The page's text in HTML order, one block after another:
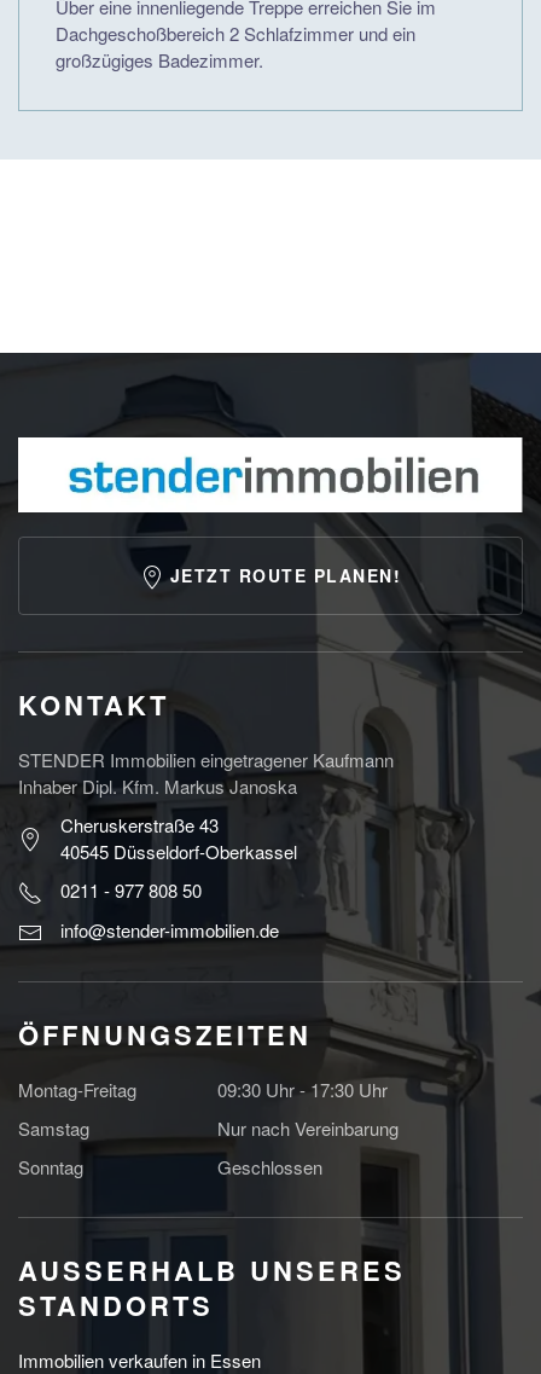
Über eine innenliegende Treppe erreichen Sie im
Dachgeschoßbereich 2 Schlafzimmer und ein
großzügiges Badezimmer.
JETZT ROUTE PLANEN!
KONTAKT
STENDER Immobilien eingetragener Kaufmann
Inhaber Dipl. Kfm. Markus Janoska
Cheruskerstraße 43
40545 Düsseldorf-Oberkassel
0211 - 977 808 50
info@stender-immobilien.de
ÖFFNUNGSZEITEN
Montag-Freitag
09:30 Uhr - 17:30 Uhr
Samstag
Nur nach Vereinbarung
Sonntag
Geschlossen
AUSSERHALB UNSERES S
TANDORTS
Immobilien verkaufen in Essen